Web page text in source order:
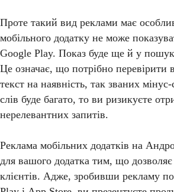
Проте такий вид реклами має
мобільного додатку не може
Google Play. Показ буде ще й у
Це означає, що потрібно перевірити
текст на наявність, так званих
слів буде багато, то ви ризикуєте
нерелевантних запитів.
Реклама мобільних додатків на
для вашого додатка тим, що
клієнтів. Адже, зробивши рекламу